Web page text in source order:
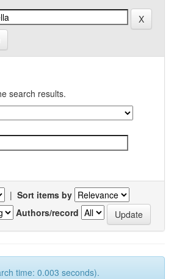
search results.
| Sort items by
Authors/record
time: 0.003 seconds).